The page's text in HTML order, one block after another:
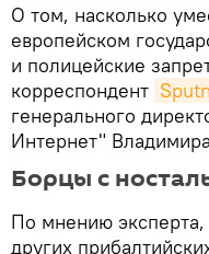
О том, насколько
европейском
и полицейские
корреспондент
генерального
Интернет"
Борцы с
По мнению эксперта,
других